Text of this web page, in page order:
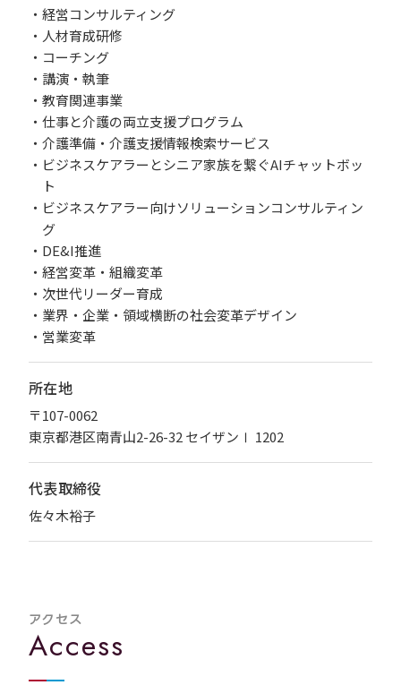
経営コンサルティング
人材育成研修
コーチング
講演・執筆
教育関連事業
仕事と介護の両立支援プログラム
介護準備・介護支援情報検索サービス
ビジネスケアラーとシニア家族を繋ぐAIチャットボッ
ト
ビジネスケアラー向けソリューションコンサルティン
グ​
DE&I推進
経営変革・組織変革
次世代リーダー育成
業界・企業・領域横断の社会変革デザイン
営業変革
所在地
〒107-0062
東京都港区南青山2-26-32 セイザンⅠ 1202
代表取締役
佐々木裕子
アクセス
Access